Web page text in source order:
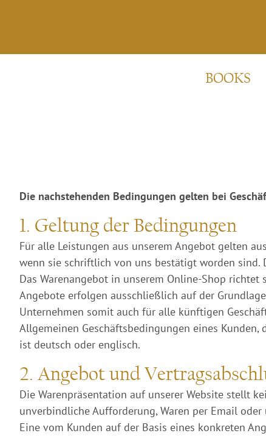
BOOKS
Die nachstehenden Bedingungen gelten bei
1. Geltung der Bedingungen
Für alle Leistungen aus unserem Angebot gelten
wenn sie schriftlich von uns bestätigt worden sind.
Das Warenangebot in unserem Online-Shop
Angebote erfolgen ausschließlich auf der
Unternehmen somit auch für alle künftigen
Allgemeinen Geschäftsbedingungen eines
ist deutsch oder englisch.
2. Angebot und
Die Warenpräsentation auf unserer Website stellt
unverbindliche Aufforderung, Waren per Email
Eine vom Kunden auf der Basis eines konkreten